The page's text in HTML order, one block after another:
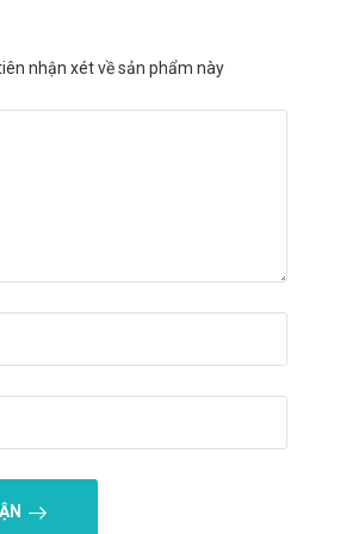
gặp các bác sĩ thần kinh để có hướng giải
đều đặn, thường xuyên, hạn chế tối đa
một số đối tượng đặc biệt:
khảo ý kiến bác sĩ trước khi dùng sản phẩm
dụng nên liệt kê các thuốc đang dùng
và tham khảo ý kiến bác sĩ trước khi
của H-VACOLAREN
nhận xét về sản phẩm này
LUẬN